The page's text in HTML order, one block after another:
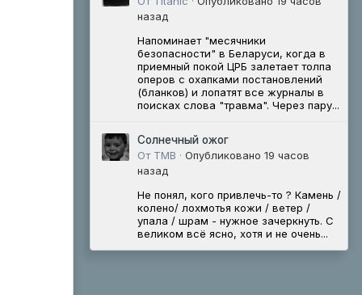
назад
Напоминает "месячники
безопасности" в Беларуси, когда в
приемный покой ЦРБ залетает толпа
оперов с охапками постановлений
(бланков) и лопатят все журналы в
поисках слова "травма". Через пару...
Солнечный ожог
От ТМВ · Опубликовано 19 часов
назад
Не понял, кого привлечь-то ? Камень /
колено/ лохмотья кожи / ветер /
упала / шрам - нужное зачеркнуть. С
великом всё ясно, хотя и не очень...